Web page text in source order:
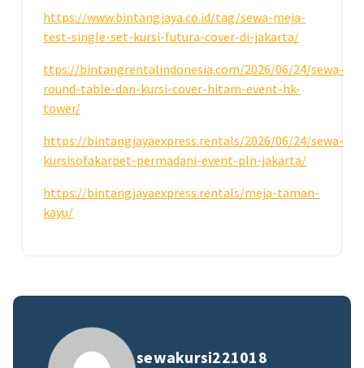
https://www.bintangjaya.co.id/tag/sewa-meja-
test-single-set-kursi-futura-cover-di-jakarta/
ttps://bintangrentalindonesia.com/2026/06/24/sewa-
round-table-dan-kursi-cover-hitam-event-hk-
tower/
https://bintangjayaexpress.rentals/2026/06/24/sewa-
kursisofakarpet-permadani-event-pln-jakarta/
https://bintangjayaexpress.rentals/meja-taman-
kayu/
sewakursi221018